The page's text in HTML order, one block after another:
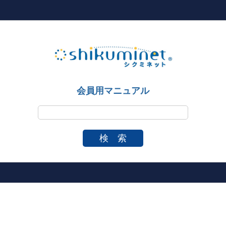
会員用マニュアル
検 索